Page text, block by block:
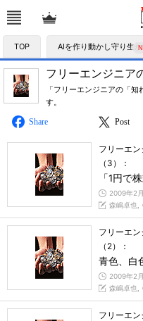
TOP AIを作り動かし守り生
フリーエンジニア
「フリーエンジニアの「
す。
Share
Post
フリーエ
（3）：
「1円で
2009年2
森嶋卓也,
フリーエ
（2）：
青色、白
2009年2
森嶋卓也,
フリーエ